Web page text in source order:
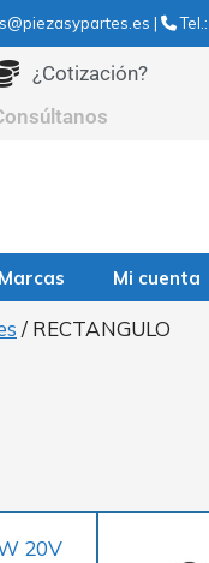
|
¿Cotización?
Marcas Mi cuenta
/ RECTANGULO
20V